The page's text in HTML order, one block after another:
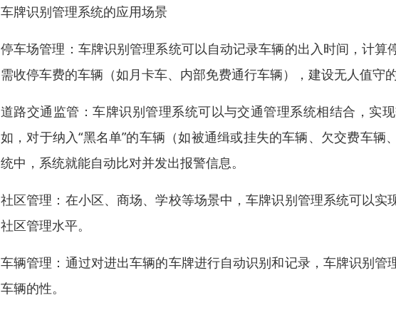
车牌识别管理系统的应用场景
停车场管理：车牌识别管理系统可以自动记录车辆的出入时间，计
需收停车费的车辆（如月卡车、内部免费通行车辆），建设无人值守
道路交通监管：车牌识别管理系统可以与交通管理系统相结合，实
如，对于纳入“黑名单”的车辆（如被通缉或挂失的车辆、欠交费车
统中，系统就能自动比对并发出报警信息。
社区管理：在小区、商场、学校等场景中，车牌识别管理系统可以
社区管理水平。
车辆管理：通过对进出车辆的车牌进行自动识别和记录，车牌识别
车辆的性。